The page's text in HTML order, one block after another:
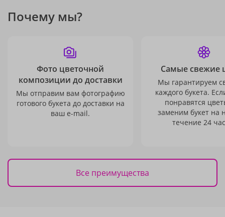
Почему мы?
Фото цветочной
композиции до доставки
Мы отправим вам фотографию
готового букета до доставки на
ваш e-mail.
Самые свежие
Мы гарантируем
каждого букета.
понравятся
заменим букет на
течение 24
Все преимущества